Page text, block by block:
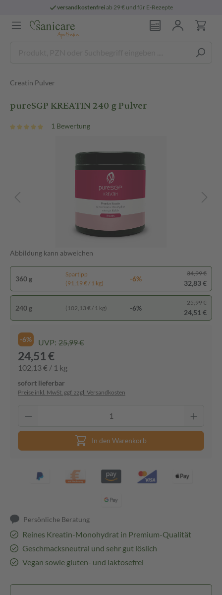
versandkostenfreiab 29 € und für E-Rezepte
Creatin Pulver
pureSGP KREATIN 240 g Pulver
1 Bewertung
Abbildung kann abweichen
360 g
Spartipp
(91,19 € / 1 kg)
-6%
34,99 €
32,83 €
240 g (102,13 € / 1 kg) -6%
25,99 €
24,51 €
-6% UVP: 25,99 €
24,51 €
102,13 € / 1 kg
sofort lieferbar
Preise inkl. MwSt. ggf. zzgl. Versandkosten
In den Warenkorb
Persönliche Beratung
Reines Kreatin-Monohydrat in Premium-Qualität
Geschmacksneutral und sehr gut löslich
Vegan sowie gluten- und laktosefrei